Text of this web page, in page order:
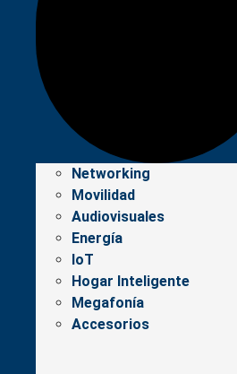
Networking
Movilidad
Audiovisuales
Energía
IoT
Hogar Inteligente
Megafonía
Accesorios